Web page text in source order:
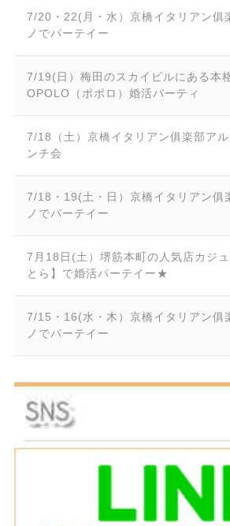
7/20・22(月・水）京橋イタリアン俱
ノでパーテイー
7/19(日）梅田のスカイビルにある本
OPOLO（ポポロ）婚活パーティ
7/18（土）京橋イタリアン俱楽部ア
ンチ会
7/18・19(土・日）京橋イタリアン俱
ノでパーテイー
7月18日(土）堺筋本町の人気店カジ
とら】で婚活パーテイー★
7/15・16(水・木）京橋イタリアン俱
ノでパーテイー